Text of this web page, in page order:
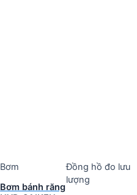
Bơm
Bơm bánh răng
Đồng hồ đo lưu
lượng